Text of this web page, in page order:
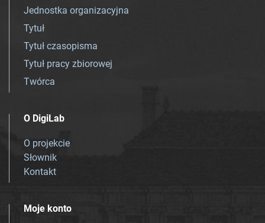
Jednostka organizacyjna
Tytuł
Tytuł czasopisma
Tytuł pracy zbiorowej
Twórca
O DigiLab
O projekcie
Słownik
Kontakt
Moje konto